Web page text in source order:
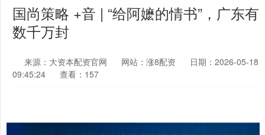
国尚策略 +音 | “给阿嬷的情书”，广东有
数千万封
来源：大资本配资官网 网站：涨8配资
日期：2026-05-18
09:45:24
查看：157